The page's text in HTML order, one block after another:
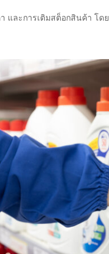
และการเติมสต็อกสินค้า